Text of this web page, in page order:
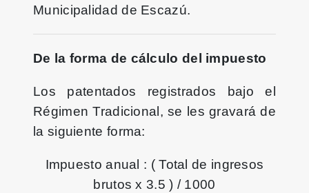
Municipalidad de Escazú.
De la forma de cálculo del impuesto
Los patentados registrados bajo el
Régimen Tradicional, se les gravará de
la siguiente forma:
Impuesto anual : ( Total de ingresos
brutos x 3.5 ) / 1000